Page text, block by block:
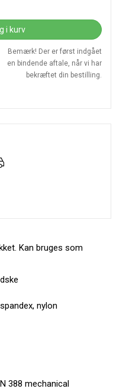
i kurv
Bemærk! Der er først indgået
en bindende aftale, når vi har
bekræftet din bestilling.
Kan bruges som
nylon
388 mechanical